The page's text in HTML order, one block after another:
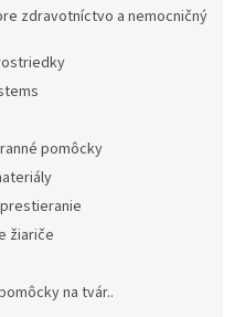
zdravotníctvo a nemocničný
pomôcky
žiariče
na tvár..